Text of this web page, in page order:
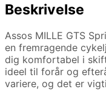
Beskrivelse
Assos MILLE GTS
en fremragende
dig komfortabel i
ideel til forår og
variere, og det er